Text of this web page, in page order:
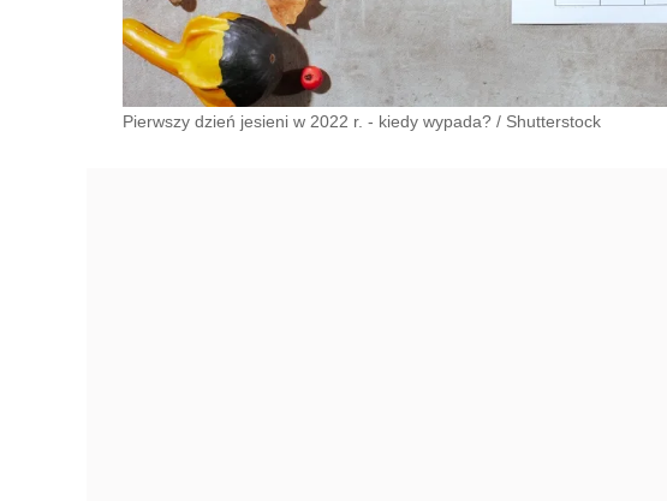
Pierwszy dzień jesieni w 2022 r. - kiedy wypada? / Shutterstock